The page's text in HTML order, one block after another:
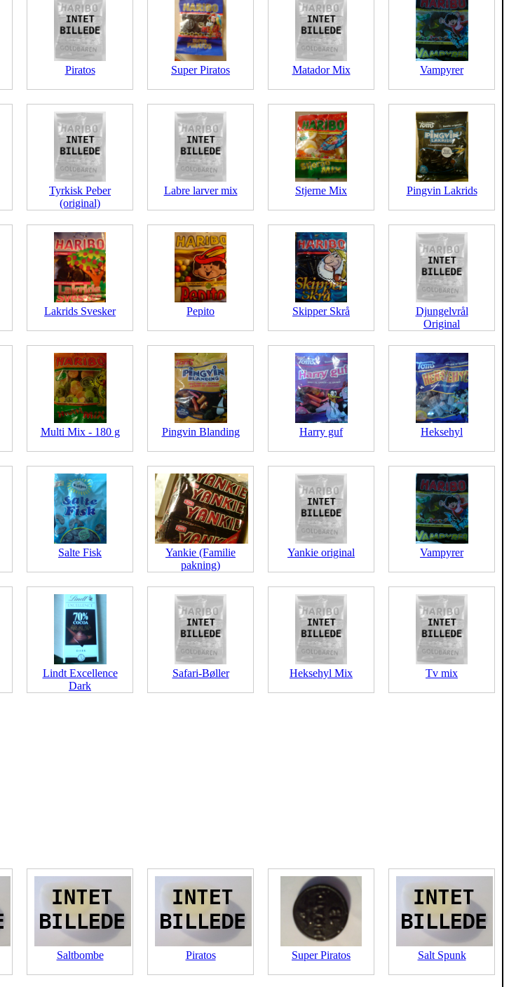
Piratos Super Piratos Matador Mix Vampyrer
Tyrkisk Peber
(original)
Labre larver mix Stjerne Mix Pingvin Lakrids
Lakrids Svesker Pepito Skipper Skrå
Djungelvrål
Original
Multi Mix - 180 g Pingvin Blanding Harry guf Heksehyl
Salte Fisk
Yankie (Familie
pakning)
Yankie original Vampyrer
Lindt Excellence
Dark
Safari-Bøller Heksehyl Mix Tv mix
Saltbombe Piratos Super Piratos Salt Spunk